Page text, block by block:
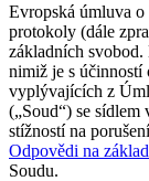
Evropská úmluva
protokoly (dále
základních
nimiž je s účinností
vyplývajících z
(„Soud“) se sídlem
stížností na
Odpovědi na
Soudu.